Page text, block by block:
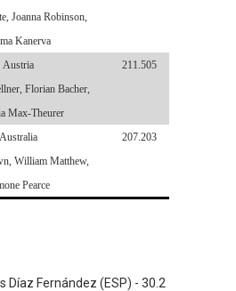
Joanna Robinson,
Kanerva
Austria
Florian Bacher,
Max-Theurer
211.505
Australia
William Matthew,
Pearce
207.203
Díaz Fernández (ESP) - 30.2